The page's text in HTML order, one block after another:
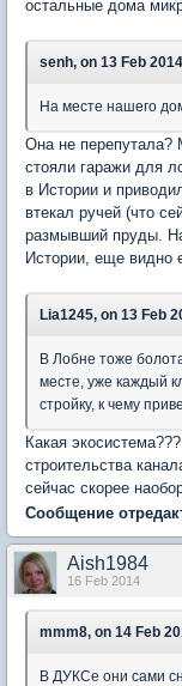
остальные дома
senh, on 13 Feb
На месте нашего
Она не перепутала?
стояли гаражи для
в Истории и
втекал ручей (что
размывший пруды.
Истории, еще видно
Lia1245, on 13 Feb
В Лобне тоже
месте, уже каждый
стройку, к чему
Какая
строительства
сейчас скорее
Сообщение
Aish1984
16 Feb 2014
mmm8, on 14 Feb
В ДУКСе они сами